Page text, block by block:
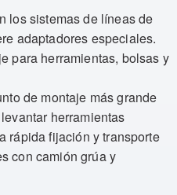
los sistemas de líneas de
adaptadores especiales.
para herramientas, bolsas y
de montaje más grande
herramientas
rápida fijación y transporte
con camión grúa y